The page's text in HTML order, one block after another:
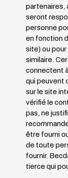
partenaires,
seront
personne
en fonction
site) ou
similaire.
connectent
qui peuvent
sur le site
vérifié le
pas, ne
être fourni
de toute
fournir.
tierce qui